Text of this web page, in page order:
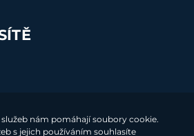
nám pomáhají soubory cookie.
s jejich používáním souhlasíte